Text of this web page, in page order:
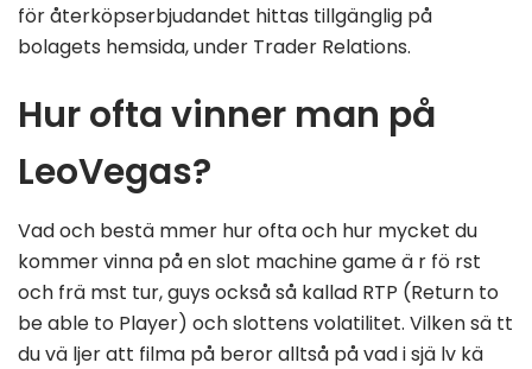
för återköpserbjudandet hittas tillgänglig på
bolagets hemsida, under Trader Relations.
Hur ofta vinner man på
LeoVegas?
Vad och bestä mmer hur ofta och hur mycket du
kommer vinna på en slot machine game ä r fö rst
och frä mst tur, guys också så kallad RTP (Return to
be able to Player) och slottens volatilitet. Vilken sä tt
du vä ljer att filma på beror alltså på vad i sjä lv kä